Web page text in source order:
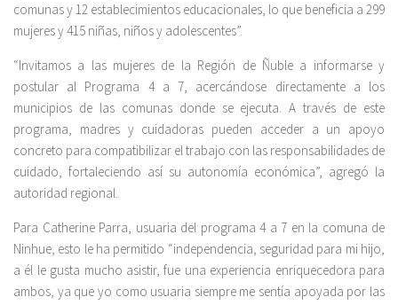
comunas y 12 establecimientos educacionales, lo que beneficia a 299
mujeres y 415 niñas, niños y adolescentes”.
“Invitamos a las mujeres de la Región de Ñuble a informarse y
postular al Programa 4 a 7, acercándose directamente a los
municipios de las comunas donde se ejecuta. A través de este
programa, madres y cuidadoras pueden acceder a un apoyo
concreto para compatibilizar el trabajo con las responsabilidades de
cuidado, fortaleciendo así su autonomía económica”, agregó la
autoridad regional.
Para Catherine Parra, usuaria del programa 4 a 7 en la comuna de
Ninhue, esto le ha permitido “independencia, seguridad para mi hijo,
a él le gusta mucho asistir, fue una experiencia enriquecedora para
ambos, ya que yo como usuaria siempre me sentía apoyada por las